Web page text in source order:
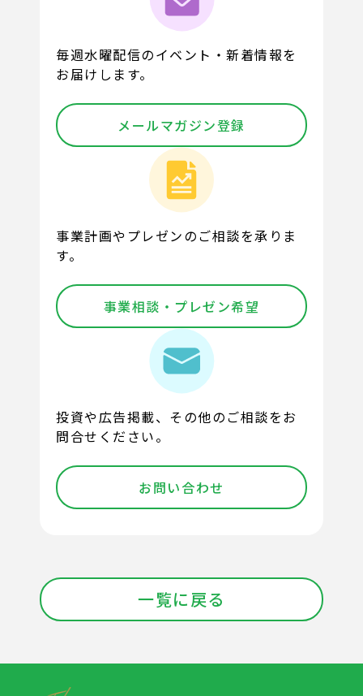
毎週水曜配信のイベント・新着情報を
お届けします。
メールマガジン登録
事業計画やプレゼンのご相談を承りま
す。
事業相談・プレゼン希望
投資や広告掲載、その他のご相談をお
問合せください。
お問い合わせ
一覧に戻る